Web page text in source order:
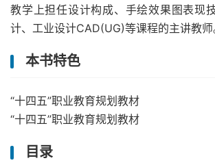
教学上担任设计构成、手绘效果图表现
计、工业设计CAD(UG)等课程的主讲教师
本书特色
“十四五”职业教育规划教材
“十四五”职业教育规划教材
目录